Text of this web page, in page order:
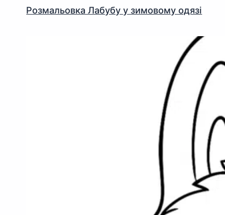
Розмальовка Лабубу у зимовому одязі